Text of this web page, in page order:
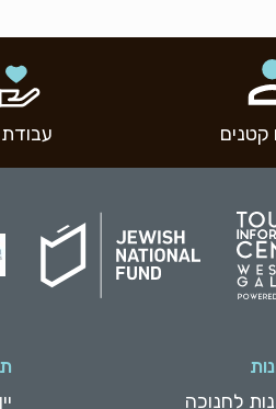
קטנים עבודת
לחנוכה
יין